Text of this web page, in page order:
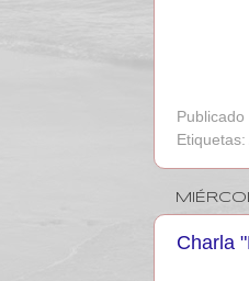
Publicado
Etiquetas:
Charla